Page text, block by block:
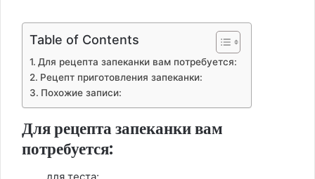
Table of Contents
Для рецепта запеканки вам потребуется:
Рецепт приготовления запеканки:
Похожие записи:
Для рецепта запеканки вам
потребуется:
для теста: